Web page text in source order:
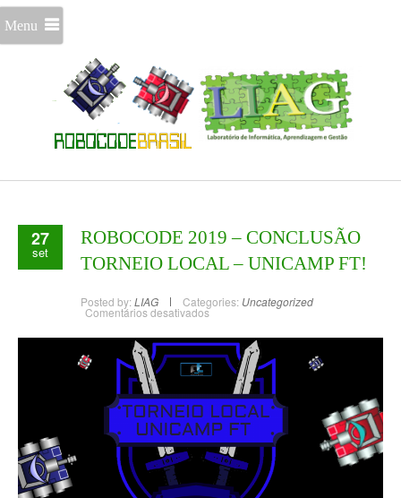
Menu
27
set
ROBOCODE 2019 – CONCLUSÃO
TORNEIO LOCAL – UNICAMP FT!
Posted by: LIAG Categories: Uncategorized
Comentários desativados